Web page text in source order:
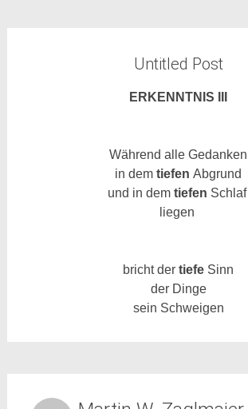
Untitled Post
ERKENNTNIS III
Während alle Gedanken
in demtiefenAbgrund
und in dem tiefen Schlaf
liegen
bricht dertiefe Sinn
der Dinge
sein Schweigen